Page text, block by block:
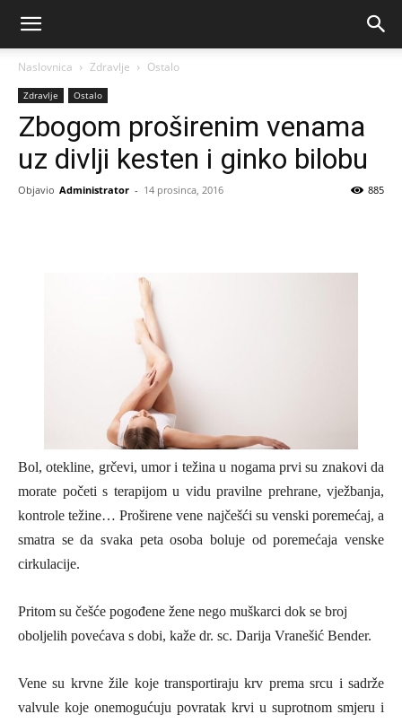
Naslovnica Zdravlje Ostalo
Zdravlje Ostalo
Zbogom proširenim venama
uz divlji kesten i ginko bilobu
Objavio Administrator - 14 prosinca, 2016 885
Bol, otekline, grčevi, umor i težina u nogama prvi su znakovi da
morate početi s terapijom u vidu pravilne prehrane, vježbanja,
kontrole težine… Proširene vene najčešći su venski poremećaj, a
smatra se da svaka peta osoba boluje od poremećaja venske
cirkulacije.
Pritom su češće pogođene žene nego muškarci dok se broj
oboljelih povećava s dobi, kaže dr. sc. Darija Vranešić Bender.
Vene su krvne žile koje transportiraju krv prema srcu i sadrže
valvule koje onemogućuju povratak krvi u suprotnom smjeru i